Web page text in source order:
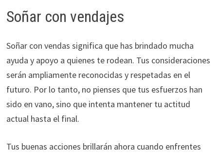
Soñar con vendajes
Soñar con vendas significa que has brindado mucha
ayuda y apoyo a quienes te rodean. Tus consideraciones
serán ampliamente reconocidas y respetadas en el
futuro. Por lo tanto, no pienses que tus esfuerzos han
sido en vano, sino que intenta mantener tu actitud
actual hasta el final.
Tus buenas acciones brillarán ahora cuando enfrentes